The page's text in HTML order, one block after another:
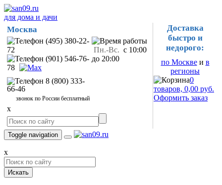
для дома и дачи
Москва
(495) 380-22-
72
(901) 546-76-
78
8 (800) 333-
66-46
звонок по России бесплатный
Пн.-Вс. с 10:00
до 20:00
x
Доставка
быстро и
недорого:
по Москвеи в
регионы
0
товаров, 0,00 руб.
Оформить заказ
Toggle navigation
x
Искать